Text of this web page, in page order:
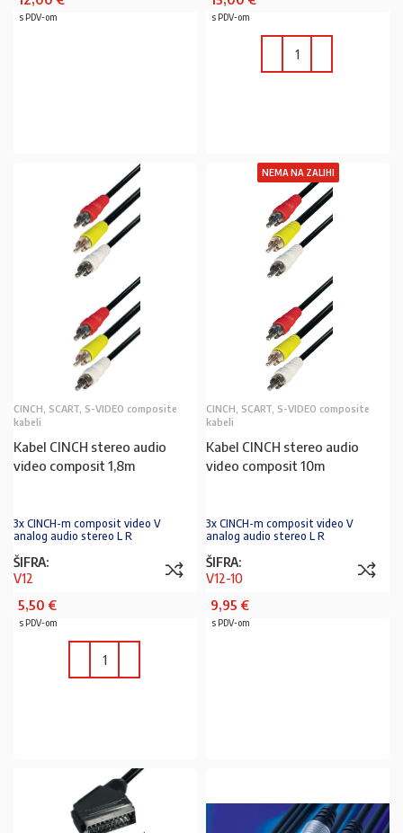
s PDV-om s PDV-om
CINCH, SCART, S-VIDEO composite
kabeli
Kabel CINCH stereo audio
video composit 1,8m
3x CINCH-m composit video V
analog audio stereo L R
ŠIFRA:
V12
5,50 €
s PDV-om
NEMA NA ZALIHI
CINCH, SCART, S-VIDEO composite
kabeli
Kabel CINCH stereo audio
video composit 10m
3x CINCH-m composit video V
analog audio stereo L R
ŠIFRA:
V12-10
9,95 €
s PDV-om